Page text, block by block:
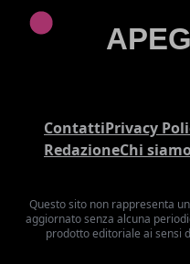
ContattiPrivacy
RedazioneChi
Questo sito non rappresenta
aggiornato senza alcuna
prodotto editoriale ai sensi